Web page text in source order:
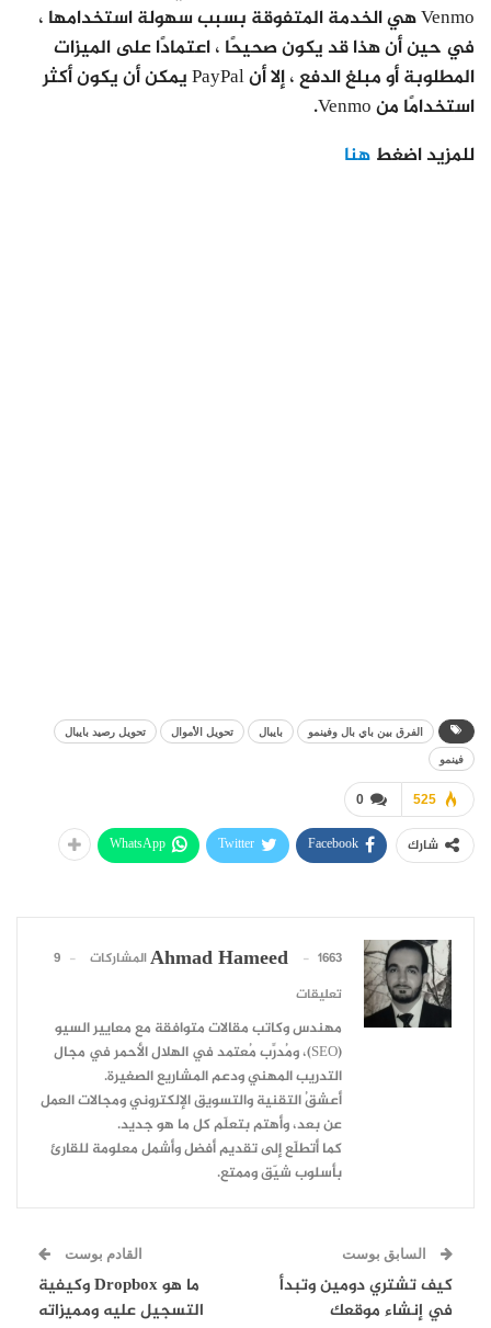
Venmo هي الخدمة المتفوقة بسبب سهولة استخدامها ،
في حين أن هذا قد يكون صحيحًا ، اعتمادًا على الميزات
المطلوبة أو مبلغ الدفع ، إلا أن PayPal يمكن أن يكون أكثر
استخدامًا من Venmo.
للمزيد اضغط هنا
الفرق بين باي بال وفينمو بايبال تحويل الأموال
تحويل رصيد بايبال
فينمو
0 525
شارك Facebook
Twitter
WhatsApp
Ahmad Hameed 1663 المشاركات
9
تعليقات
مهندس وكاتب مقالات متوافقة مع معايير السيو
(SEO)، ومُدرِّب مُعتمد في الهلال الأحمر في مجال
التدريب المهني ودعم المشاريع الصغيرة.
أعشقُ التقنية والتسويق الإلكتروني ومجالات العمل
عن بعد، وأهتم بتعلّم كل ما هو جديد.
كما أتطلّع إلى تقديم أفضل وأشمل معلومة للقارئ
بأسلوب شيّق وممتع.
السابق بوست
كيف تشتري دومين وتبدأ
في إنشاء موقعك
القادم بوست
ما هو Dropbox وكيفية
التسجيل عليه ومميزاته